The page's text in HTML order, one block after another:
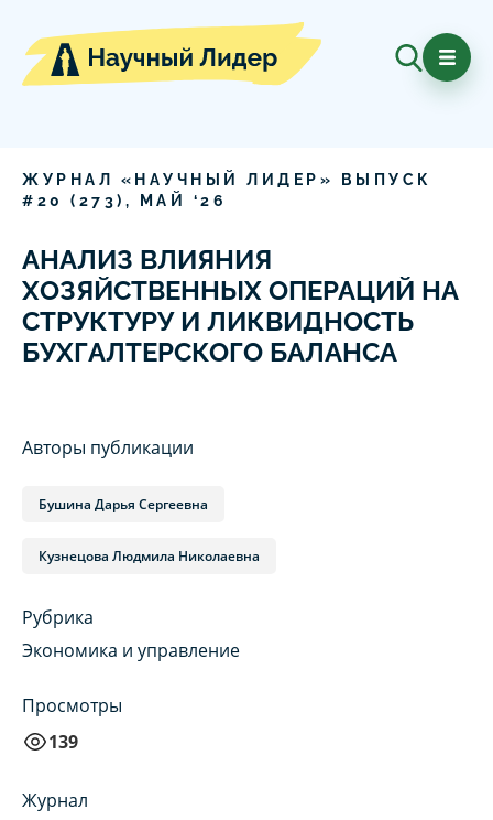
ЖУРНАЛ «НАУЧНЫЙ ЛИДЕР» ВЫПУСК
# 20 ( 273), МАЙ ‘26
АНАЛИЗ ВЛИЯНИЯ
ХОЗЯЙСТВЕННЫХ ОПЕРАЦИЙ НА
СТРУКТУРУ И ЛИКВИДНОСТЬ
БУХГАЛТЕРСКОГО БАЛАНСА
Авторы публикации
Бушина Дарья Сергеевна
Кузнецова Людмила Николаевна
Рубрика
Экономика и управление
Просмотры
139
Журнал